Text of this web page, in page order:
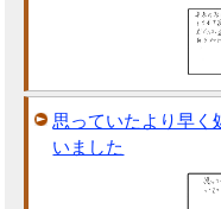
思っていたより早く
いました